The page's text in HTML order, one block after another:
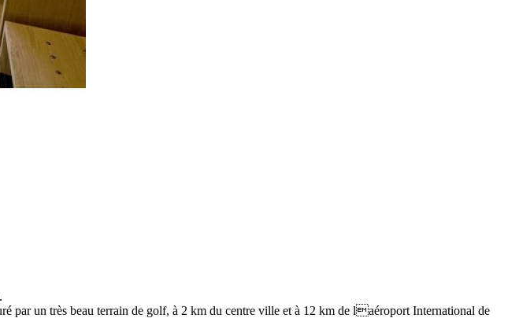
par un très beau terrain de golf, à 2 km du centre ville et à 12 km de laéroport International de